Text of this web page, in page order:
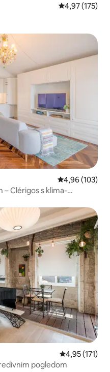
Prosječna
4,97 (175)
„Odabrali gosti”
Prosječna
4,96 (103)
– Clérigos s klima-
„Odabrali gosti”
Prosječna
4,95 (171)
pogledom